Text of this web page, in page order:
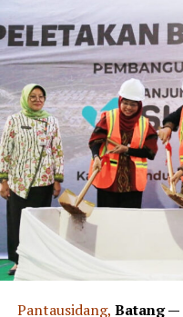
Pantausidang, Batang —